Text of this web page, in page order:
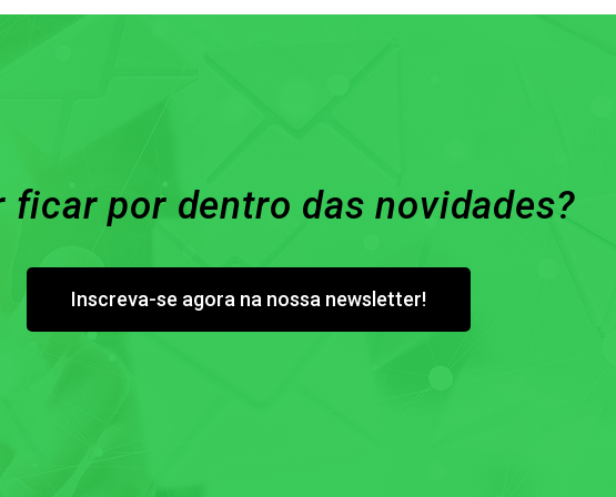
ficar por dentro das novidades?
Inscreva-se agora na nossa newsletter!